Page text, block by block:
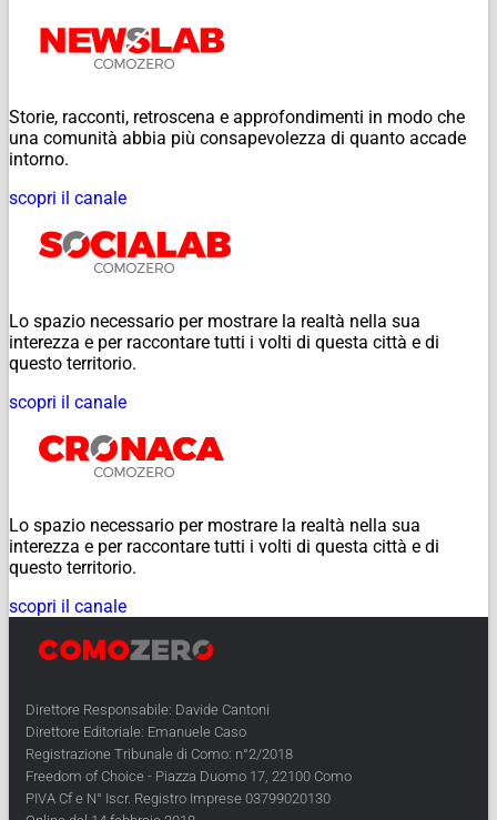
Storie, racconti, retroscena e approfondimenti in modo che
una comunità abbia più consapevolezza di quanto accade
intorno.
scopri il canale
Lo spazio necessario per mostrare la realtà nella sua
interezza e per raccontare tutti i volti di questa città e di
questo territorio.
scopri il canale
Lo spazio necessario per mostrare la realtà nella sua
interezza e per raccontare tutti i volti di questa città e di
questo territorio.
scopri il canale
Direttore Responsabile: Davide Cantoni
Direttore Editoriale: Emanuele Caso
Registrazione Tribunale di Como: n°2/2018
Freedom of Choice - Piazza Duomo 17, 22100 Como
PIVA Cf e N° Iscr. Registro Imprese 03799020130